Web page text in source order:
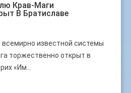
Крав-Маги
В Братиславе
известной системы
торжественно открыт в
«Им...